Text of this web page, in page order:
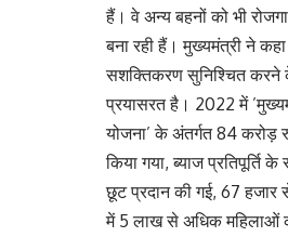
हैं। वे अन्य बहनों को भी
बना रही हैं। मुख्यमंत्री ने
सशक्तिकरण सुनिश्चित करने
प्रयासरत है। 2022 में
योजना’ के अंतर्गत 84
किया गया, ब्याज प्रतिपूर्ति
छूट प्रदान की गई, 67
में 5 लाख से अधिक महिलाओं